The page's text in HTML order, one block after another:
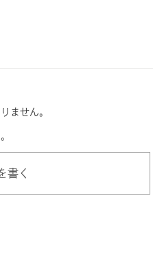
ません。
書く